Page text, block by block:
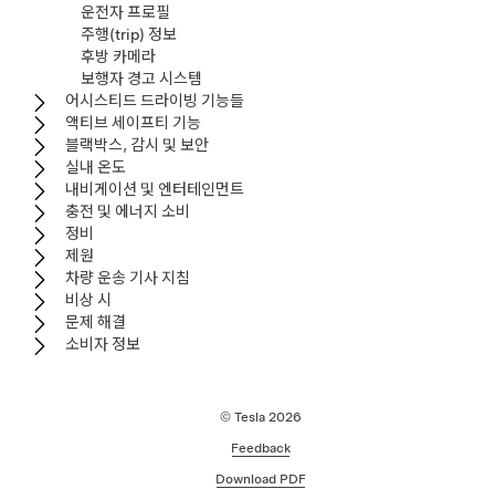
운전자 프로필
주행(trip) 정보
후방 카메라
보행자 경고 시스템
어시스티드 드라이빙 기능들
액티브 세이프티 기능
블랙박스, 감시 및 보안
실내 온도
내비게이션 및 엔터테인먼트
충전 및 에너지 소비
정비
제원
차량 운송 기사 지침
비상 시
문제 해결
소비자 정보
© Tesla 2026
Feedback
Download PDF